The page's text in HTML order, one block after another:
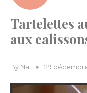
Tartelettes
aux
By Nat
Posted
29